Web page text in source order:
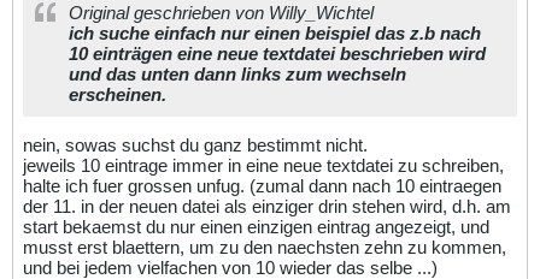
Original geschrieben von Willy_Wichtel
ich suche einfach nur einen beispiel das z.b nach
10 einträgen eine neue textdatei beschrieben wird
und das unten dann links zum wechseln
erscheinen.
nein, sowas suchst du ganz bestimmt nicht.
jeweils 10 eintrage immer in eine neue textdatei zu schreiben,
halte ich fuer grossen unfug. (zumal dann nach 10 eintraegen
der 11. in der neuen datei als einziger drin stehen wird, d.h. am
start bekaemst du nur einen einzigen eintrag angezeigt, und
musst erst blaettern, um zu den naechsten zehn zu kommen,
und bei jedem vielfachen von 10 wieder das selbe ...)